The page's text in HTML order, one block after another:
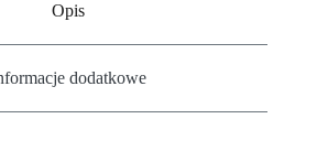
Opis
dodatkowe